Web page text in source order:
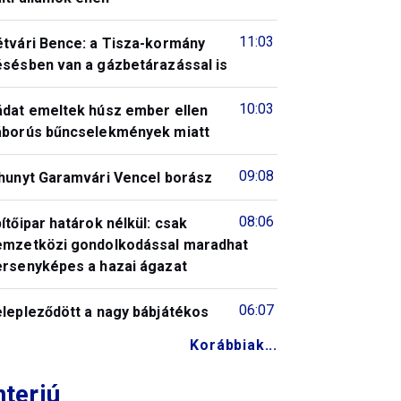
11:03
Bence: a Tisza-kormány
van a gázbetárazással is
10:03
emeltek húsz ember ellen
bűncselekmények miatt
09:08
Garamvári Vencel borász
08:06
határok nélkül: csak
gondolkodással maradhat
a hazai ágazat
06:07
a nagy bábjátékos
Korábbiak...